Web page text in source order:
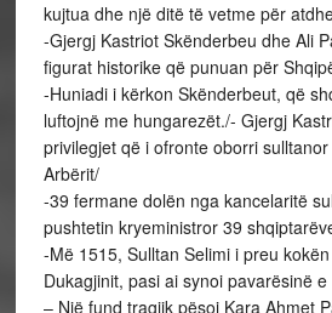
kujtua dhe një ditë të vetme për
-Gjergj Kastriot Skënderbeu dhe Ali
figurat historike që punuan për
-Huniadi i kërkon Skënderbeut, që
luftojnë me hungarezët./- Gjergj
privilegjet që i ofronte oborri
Arbërit/
-39 fermane dolën nga kancelaritë
pushtetin kryeministror 39
-Më 1515, Sulltan Selimi i preu
Dukagjinit, pasi ai synoi pavarësinë e
– Një fund tragjik pësoi Kara Ahmet